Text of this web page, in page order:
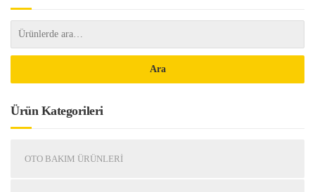
Ara
Ürün Kategorileri
OTO BAKIM ÜRÜNLERI